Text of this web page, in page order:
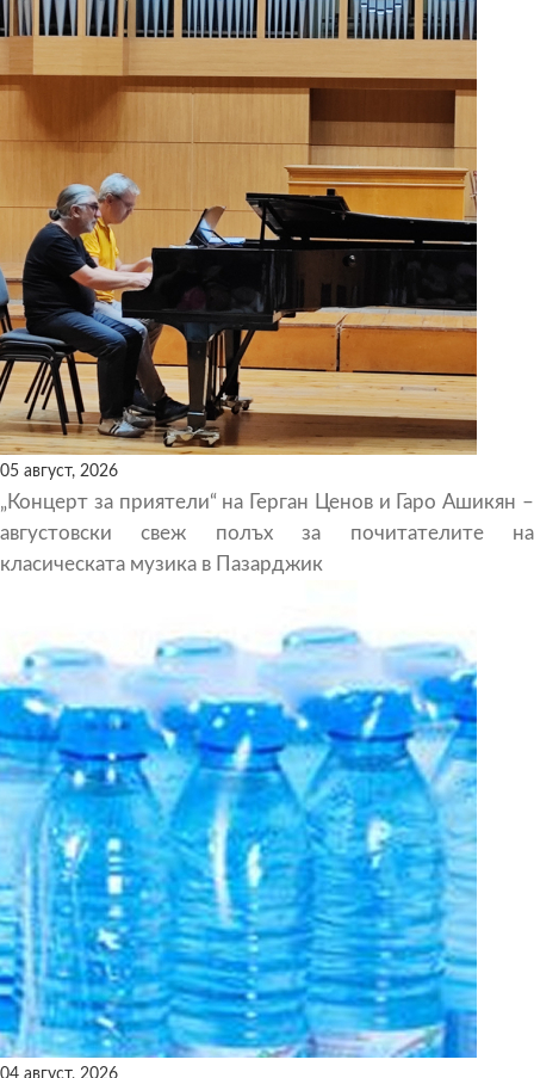
05 август, 2026
„Концерт за приятели“ на Герган Ценов и Гаро Ашикян –
августовски свеж полъх за почитателите на
класическата музика в Пазарджик
04 август, 2026